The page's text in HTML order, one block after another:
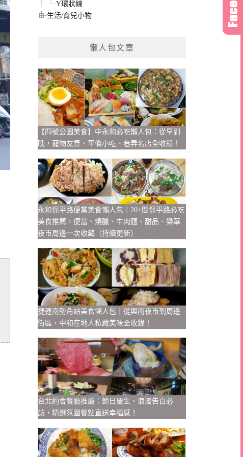
Y環狀線
生活/育兒小物
懶人包文章
【四號公園美食】中永和必吃懶人包：從早到
晚，寵物友善、平價小吃、巷弄名店全收錄！
永和保平路便當美食懶人包｜20+間保平路必吃
美食推薦，便當、燒臘、牛肉麵、甜品、樂華
夜市周邊一次收藏（持續更新）
捷運南勢角站美食懶人包｜從興南夜市到周邊
街區，中和在地人私藏美味全收錄！
台北約會餐廳推薦：節日慶生、浪漫告白必
訪，精選氛圍餐點直送幸福感！